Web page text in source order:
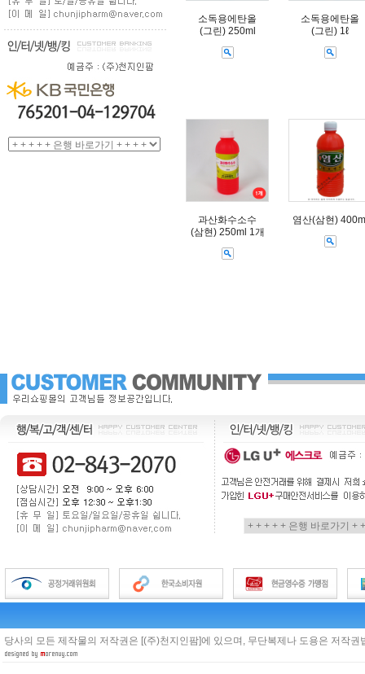
소독용에탄올
(그린) 250ml
소독용에탄올
(그린) 1ℓ
과산화수소수
(삼현) 250ml 1개
염산(삼현)
당사의 모든 제작물의 저작권은 [(주)천지인팜]에 있으며, 무단복제나 도용은 저작